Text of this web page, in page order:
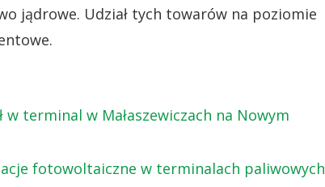
jądrowe. Udział tych towarów na poziomie
terminal w Małaszewiczach na Nowym
fotowoltaiczne w terminalach paliwowych